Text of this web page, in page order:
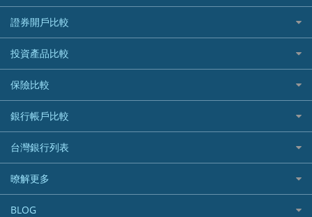
所有信用卡
精選推薦
國內外現金回饋
繳稅優惠
航空哩程回饋
加油優惠
分期零利率優惠
首刷禮優惠
網購優惠
快速線上貸款推薦
最完整貸款資訊一次看
繳稅貸款
貸款計算機
車貸計算機
精選貸款推薦
信貸利率比較
一般個人貸款
優質客戶貸款
證券開戶比較
台股證券戶
美股證券戶
投資產品比較
機器人投資
加密貨幣
外幣定存
保險比較
住宅險
汽車保險
機車保險
寵物險
銀行帳戶比較
財富管理帳戶
數位存款帳戶
美元定存
台灣銀行列表
銀行與合作機構列表
銀行客服電話
暸解更多
加入我們
BLOG